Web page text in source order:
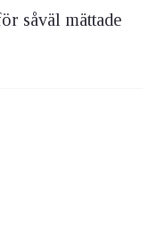
såväl mättade